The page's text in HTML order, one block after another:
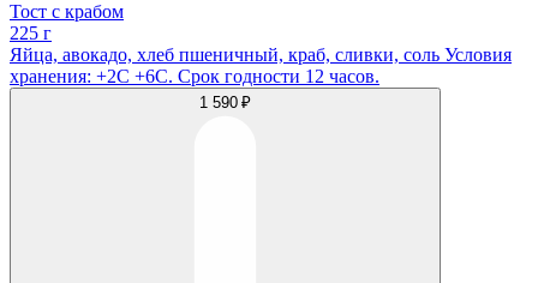
Тост с крабом
225 г
Яйца, авокадо, хлеб пшеничный, краб, сливки, соль Условия
хранения: +2С +6С. Срок годности 12 часов.
1 590 ₽